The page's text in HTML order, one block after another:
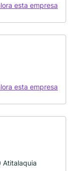
esta empresa
esta empresa
Atitalaquia